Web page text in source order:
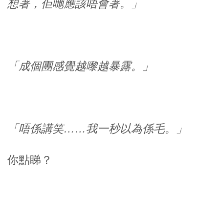
想著，佢哋應該唔會著。」
「成個團感覺越嚟越暴露。」
「唔係講笑……我一秒以為係毛。」
你點睇？